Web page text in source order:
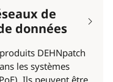
de
données
DEHNpatch
les systèmes